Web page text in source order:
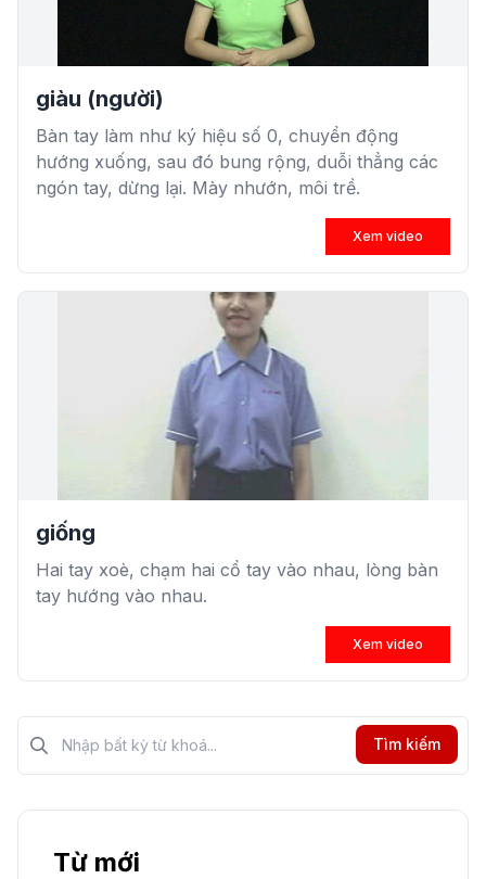
giàu (người)
Bàn tay làm như ký hiệu số 0, chuyển động
hướng xuống, sau đó bung rộng, duỗi thẳng các
ngón tay, dừng lại. Mày nhướn, môi trề.
Xem video
giống
Hai tay xoè, chạm hai cổ tay vào nhau, lòng bàn
tay hướng vào nhau.
Xem video
Tìm kiếm?>
Tìm kiếm
Từ mới